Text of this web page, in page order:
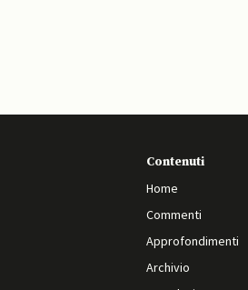
Contenuti
Home
Commenti
Approfondimenti
Archivio